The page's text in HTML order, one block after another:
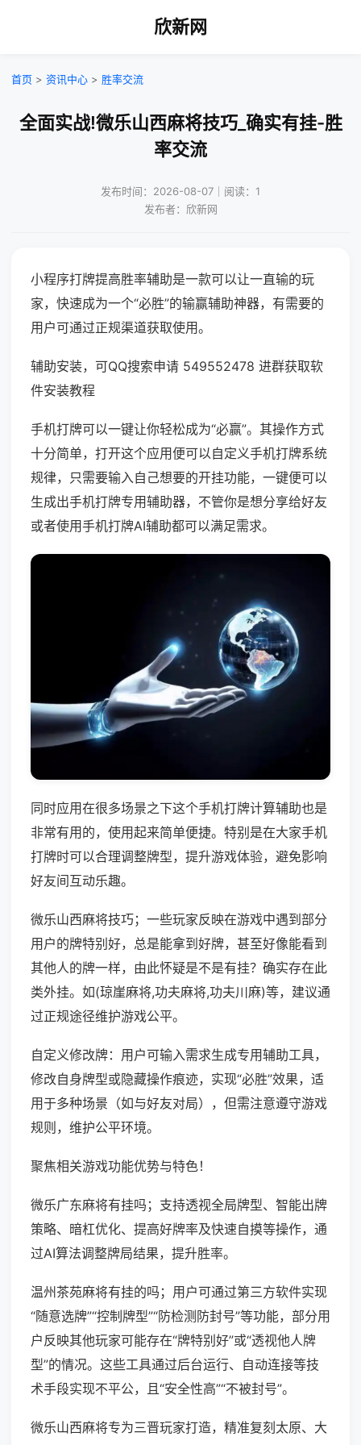
欣新网
首页 > 资讯中心 > 胜率交流
全面实战!微乐山西麻将技巧_确实有挂-胜
率交流
发布时间：2026-08-07｜阅读：1
发布者：欣新网
小程序打牌提高胜率辅助是一款可以让一直输的玩
家，快速成为一个“必胜”的输赢辅助神器，有需要的
用户可通过正规渠道获取使用。
辅助安装，可QQ搜索申请 549552478 进群获取软
件安装教程
手机打牌可以一键让你轻松成为“必赢”。其操作方式
十分简单，打开这个应用便可以自定义手机打牌系统
规律，只需要输入自己想要的开挂功能，一键便可以
生成出手机打牌专用辅助器，不管你是想分享给好友
或者使用手机打牌AI辅助都可以满足需求。
同时应用在很多场景之下这个手机打牌计算辅助也是
非常有用的，使用起来简单便捷。特别是在大家手机
打牌时可以合理调整牌型，提升游戏体验，避免影响
好友间互动乐趣。
微乐山西麻将技巧；一些玩家反映在游戏中遇到部分
用户的牌特别好，总是能拿到好牌，甚至好像能看到
其他人的牌一样，由此怀疑是不是有挂？确实存在此
类外挂。如(琼崖麻将,功夫麻将,功夫川麻)等，建议通
过正规途径维护游戏公平。
自定义修改牌：用户可输入需求生成专用辅助工具，
修改自身牌型或隐藏操作痕迹，实现“必胜”效果，适
用于多种场景（如与好友对局），但需注意遵守游戏
规则，维护公平环境。
聚焦相关游戏功能优势与特色！
微乐广东麻将有挂吗；支持透视全局牌型、智能出牌
策略、暗杠优化、提高好牌率及快速自摸等操作，通
过AI算法调整牌局结果，提升胜率。
温州茶苑麻将有挂的吗；用户可通过第三方软件实现
“随意选牌”“控制牌型”“防检测防封号”等功能，部分用
户反映其他玩家可能存在“牌特别好”或“透视他人牌
型”的情况。这些工具通过后台运行、自动连接等技
术手段实现不平公，且“安全性高”“不被封号”。
微乐山西麻将专为三晋玩家打造，精准复刻太原、大